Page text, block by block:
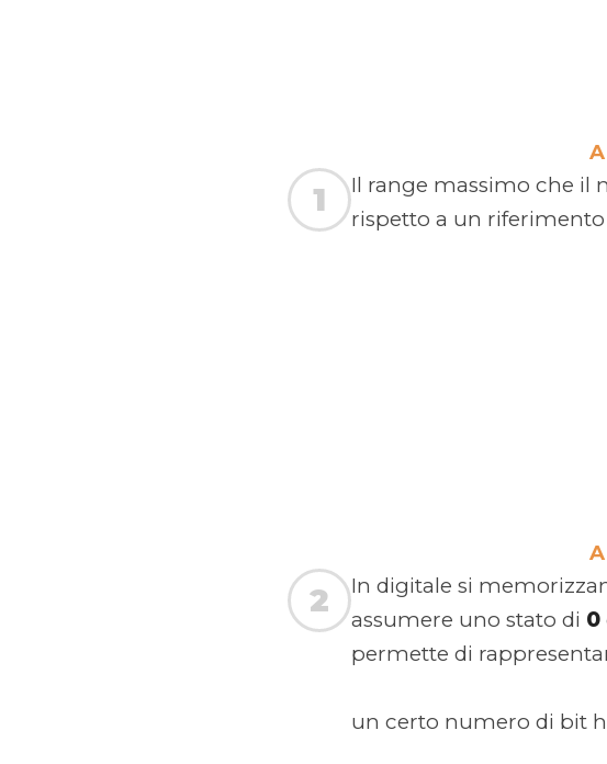
1 Il range massimo che il
rispetto a un riferimento
2
In digitale si
assumere uno stato di 0
permette di
un certo numero di bit